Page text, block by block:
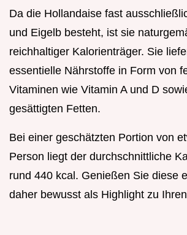
Da die Hollandaise fast
und Eigelb besteht, ist sie
reichhaltiger Kalorienträger. Sie
essentielle Nährstoffe in Form von
Vitaminen wie Vitamin A und D
gesättigten Fetten.
Bei einer geschätzten Portion von
Person liegt der durchschnittliche
rund 440 kcal. Genießen Sie diese
daher bewusst als Highlight zu